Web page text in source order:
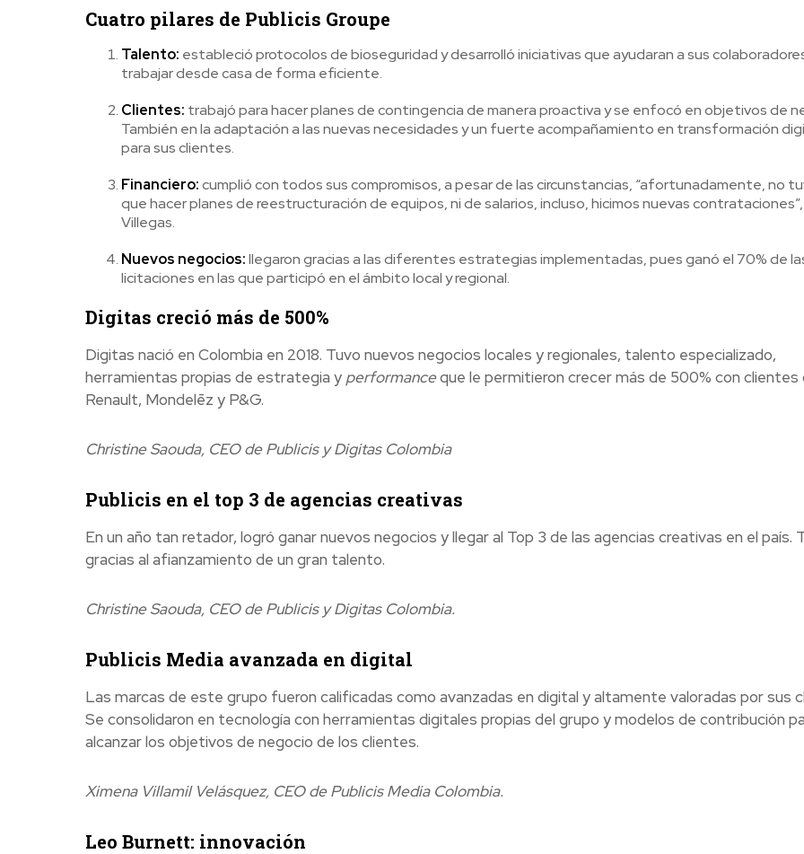
Cuatro pilares de Publicis Groupe
Talento: estableció protocolos de bioseguridad y desarrolló iniciativas que ayudaran a sus
trabajar desde casa de forma eficiente.
Clientes: trabajó para hacer planes de contingencia de manera proactiva y se enfocó en objetivos de
También en la adaptación a las nuevas necesidades y un fuerte acompañamiento en transformación
para sus clientes.
Financiero:cumplió con todos sus compromisos, a pesar de las circunstancias, “afortunadamente, no
que hacer planes de reestructuración de equipos, ni de salarios, incluso, hicimos nuevas
Villegas.
Nuevos negocios:llegaron gracias a las diferentes estrategias implementadas, pues ganó el 70% de
licitaciones en las que participó en el ámbito local y regional.
Digitas creció más de 500%
Digitas nació en Colombia en 2018. Tuvo nuevos negocios locales y regionales, talento especializado,
herramientas propias de estrategia y performanceque le permitieron crecer más de 500% con clientes
Renault, Mondelēz y P&G.
Christine Saouda, CEO de Publicis y Digitas Colombia
Publicis en el top 3 de agencias creativas
En un año tan retador, logró ganar nuevos negocios y llegar al Top 3 de las agencias creativas en el país.
gracias al afianzamiento de un gran talento.
Christine Saouda, CEO de Publicis y Digitas Colombia.
Publicis Media avanzada en digital
Las marcas de este grupo fueron calificadas como avanzadas en digital y altamente valoradas por sus
Se consolidaron en tecnología con herramientas digitales propias del grupo y modelos de contribución
alcanzar los objetivos de negocio de los clientes.
Ximena Villamil Velásquez, CEO de Publicis Media Colombia.
Leo Burnett: innovación